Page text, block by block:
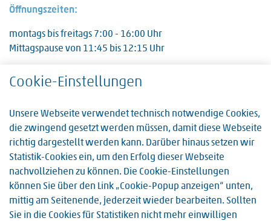
Öffnungszeiten:
montags bis freitags 7:00 - 16:00 Uhr
Mittagspause von 11:45 bis 12:15 Uhr
Cookie-Einstellungen
Unsere Webseite verwendet technisch notwendige Cookies,
die zwingend gesetzt werden müssen, damit diese Webseite
richtig dargestellt werden kann. Darüber hinaus setzen wir
Statistik-Cookies ein, um den Erfolg dieser Webseite
nachvollziehen zu können. Die Cookie-Einstellungen
können Sie über den Link „Cookie-Popup anzeigen“ unten,
mittig am Seitenende, jederzeit wieder bearbeiten. Sollten
Sie in die Cookies für Statistiken nicht mehr einwilligen